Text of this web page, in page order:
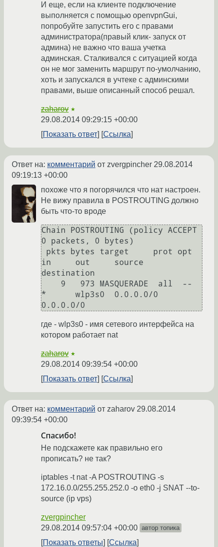
И еще, если на клиенте подключение
выполняется с помощью openvpnGui,
попробуйте запустить его с правами
администратора(правый клик- запуск от
админа) не важно что ваша учетка
админская. Сталкивался с ситуацией когда
он не мог заменить маршрут по-умолчанию,
хоть и запускался в учтеке с админскими
правами, выше описанный способ решал.
zaharov ★
29.08.2014 09:29:15 +00:00
Показать ответ
Ссылка
Ответ на: комментарий от zvergpincher 29.08.2014
09:19:13 +00:00
похоже что я погорячился что нат настроен.
Не вижу правила в POSTROUTING должно
быть что-то вроде
Chain POSTROUTING (policy ACCEPT
0 packets, 0 bytes)
in     out     source
destination
*      wlp3s0  0.0.0.0/0
где - wlp3s0 - имя сетевого интерфейса на
котором работает nat
zaharov ★
29.08.2014 09:39:54 +00:00
Показать ответ
Ссылка
Ответ на: комментарий от zaharov 29.08.2014
09:39:54 +00:00
Спасибо!
Не подскажете как правильно его
прописать? не так?
iptables -t nat -A POSTROUTING -s
172.16.0.0/255.255.252.0 -o eth0 -j SNAT --to-
source (ip vps)
zvergpincher
29.08.2014 09:57:04 +00:00 автор топика
Показать ответы Ссылка